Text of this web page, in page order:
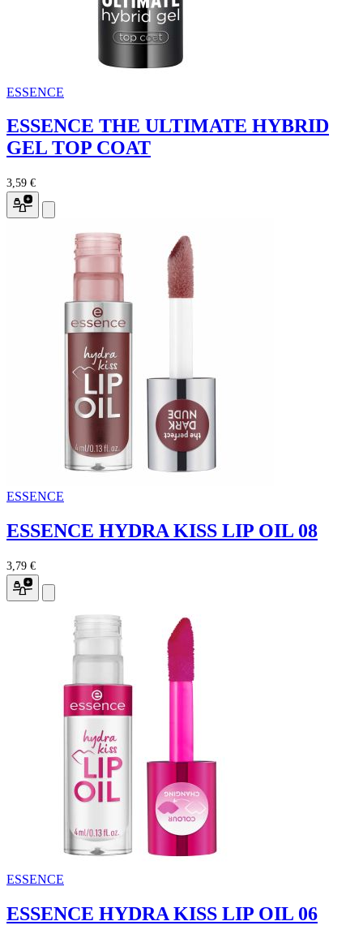
ESSENCE
ESSENCE THE ULTIMATE HYBRID
GEL TOP COAT
3,59 €
ESSENCE
ESSENCE HYDRA KISS LIP OIL 08
3,79 €
ESSENCE
ESSENCE HYDRA KISS LIP OIL 06